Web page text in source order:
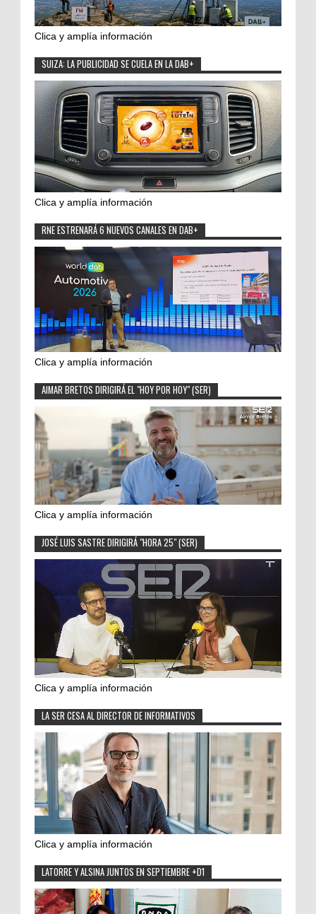
Clica y amplía información
SUIZA: LA PUBLICIDAD SE CUELA EN LA DAB+
Clica y amplía información
RNE ESTRENARÁ 6 NUEVOS CANALES EN DAB+
Clica y amplía información
AIMAR BRETOS DIRIGIRÁ EL "HOY POR HOY" (SER)
Clica y amplía información
JOSÉ LUIS SASTRE DIRIGIRÁ "HORA 25" (SER)
Clica y amplía información
LA SER CESA AL DIRECTOR DE INFORMATIVOS
Clica y amplía información
LATORRE Y ALSINA JUNTOS EN SEPTIEMBRE +D1